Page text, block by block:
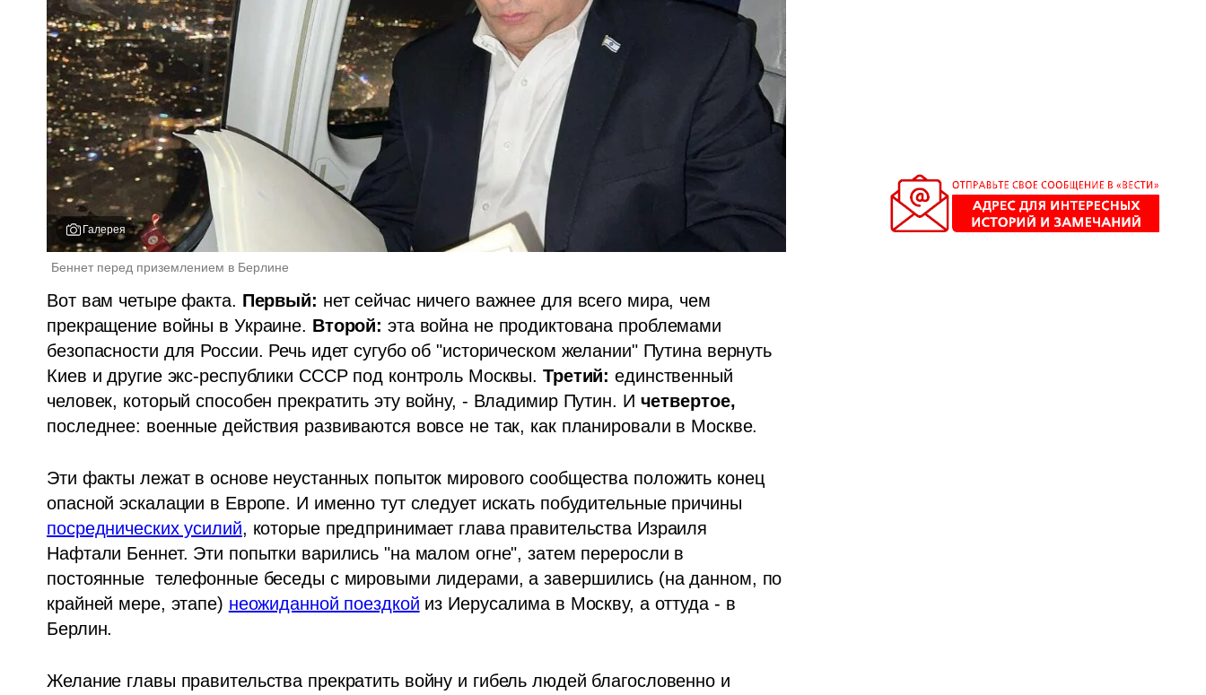
Галерея
Беннет перед приземлением в Берлине
Вот вам четыре факта. Первый: нет сейчас ничего важнее для всего мира, чем
прекращение войны в Украине. Второй: эта война не продиктована проблемами
безопасности для России. Речь идет сугубо об "историческом желании" Путина вернуть
Киев и другие экс-республики СССР под контроль Москвы. Третий: единственный
человек, который способен прекратить эту войну, - Владимир Путин. И четвертое,
последнее: военные действия развиваются вовсе не так, как планировали в Москве.
Эти факты лежат в основе неустанных попыток мирового сообщества положить конец
посреднических усилий, которые предпринимает глава правительства Израиля
Нафтали Беннет. Эти попытки варились "на малом огне", затем переросли в
постоянные  телефонные беседы с мировыми лидерами, а завершились (на данном, по
крайней мере, этапе) неожиданной поездкой из Иерусалима в Москву, а оттуда - в
Берлин.
Желание главы правительства прекратить войну и гибель людей благословенно и